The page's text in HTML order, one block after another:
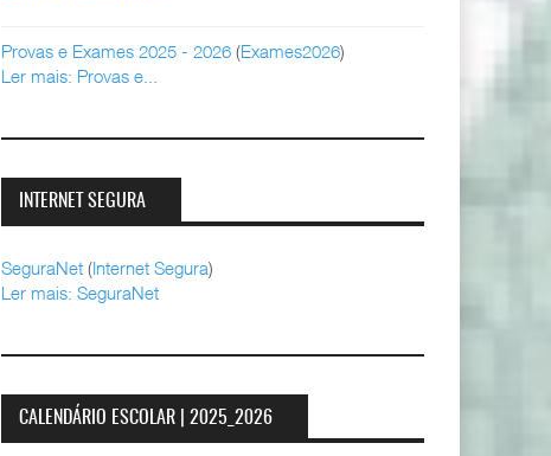
Provas e Exames 2025 - 2026 (Exames2026)
Ler mais: Provas e...
INTERNET SEGURA
SeguraNet (Internet Segura)
Ler mais: SeguraNet
CALENDÁRIO ESCOLAR | 2025_2026